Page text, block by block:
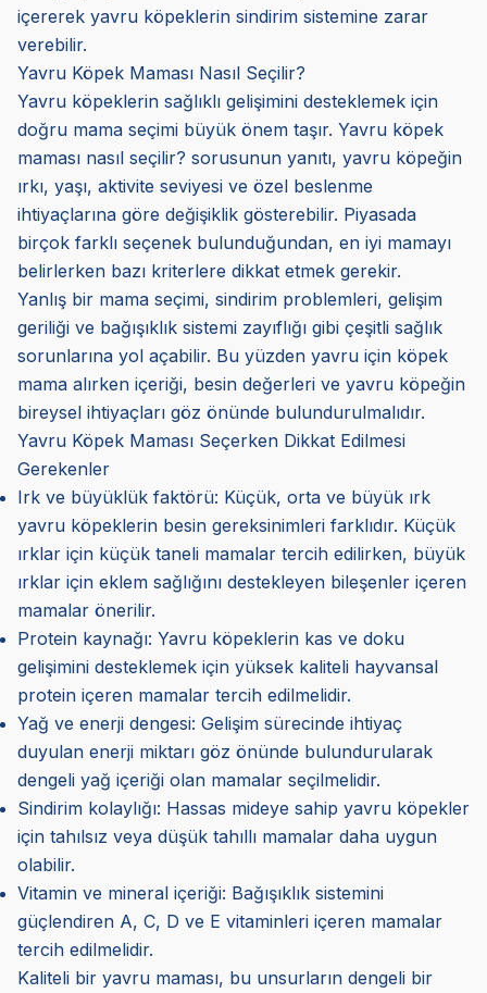
içererek yavru köpeklerin sindirim sistemine zarar
verebilir.
Yavru Köpek Maması Nasıl Seçilir?
Yavru köpeklerin sağlıklı gelişimini desteklemek için
doğru mama seçimi büyük önem taşır. Yavru köpek
maması nasıl seçilir? sorusunun yanıtı, yavru köpeğin
ırkı, yaşı, aktivite seviyesi ve özel beslenme
ihtiyaçlarına göre değişiklik gösterebilir. Piyasada
birçok farklı seçenek bulunduğundan, en iyi mamayı
belirlerken bazı kriterlere dikkat etmek gerekir.
Yanlış bir mama seçimi, sindirim problemleri, gelişim
geriliği ve bağışıklık sistemi zayıflığı gibi çeşitli sağlık
sorunlarına yol açabilir. Bu yüzden yavru için köpek
mama alırken içeriği, besin değerleri ve yavru köpeğin
bireysel ihtiyaçları göz önünde bulundurulmalıdır.
Yavru Köpek Maması Seçerken Dikkat Edilmesi
Gerekenler
Irk ve büyüklük faktörü: Küçük, orta ve büyük ırk
yavru köpeklerin besin gereksinimleri farklıdır. Küçük
ırklar için küçük taneli mamalar tercih edilirken, büyük
ırklar için eklem sağlığını destekleyen bileşenler içeren
mamalar önerilir.
Protein kaynağı: Yavru köpeklerin kas ve doku
gelişimini desteklemek için yüksek kaliteli hayvansal
protein içeren mamalar tercih edilmelidir.
Yağ ve enerji dengesi: Gelişim sürecinde ihtiyaç
duyulan enerji miktarı göz önünde bulundurularak
dengeli yağ içeriği olan mamalar seçilmelidir.
Sindirim kolaylığı: Hassas mideye sahip yavru köpekler
için tahılsız veya düşük tahıllı mamalar daha uygun
olabilir.
Vitamin ve mineral içeriği: Bağışıklık sistemini
güçlendiren A, C, D ve E vitaminleri içeren mamalar
tercih edilmelidir.
Kaliteli bir yavru maması, bu unsurların dengeli bir